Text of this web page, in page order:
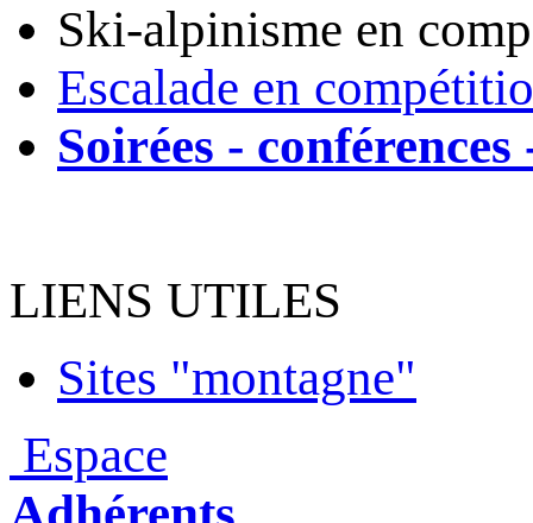
Ski-alpinisme en
Escalade en
Soirées - conférences
LIENS UTILES
Sites "montagne"
Espace